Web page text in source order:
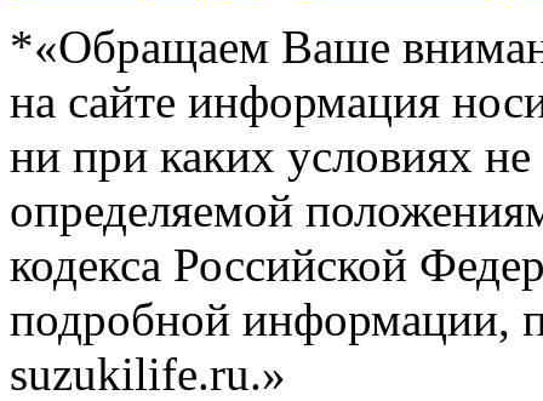
*«Обращаем Ваше
на сайте информация
ни при каких условиях
определяемой
кодекса Российской
подробной информации,
suzukilife.ru.»